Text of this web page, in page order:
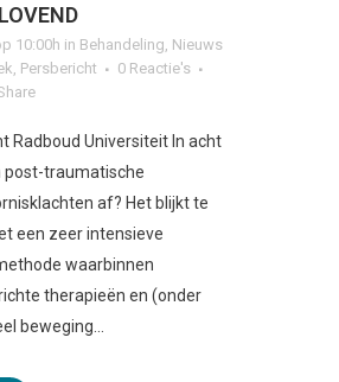
10:00h in Behandeling Nieuws
Persbericht
0 Reactie's
Radboud Universiteit In acht
post-traumatische
af? Het blijkt te
een zeer intensieve
waarbinnen
therapieën en (onder
beweging...